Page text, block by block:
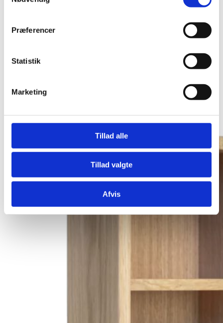
Præferencer
Statistik
Marketing
Tillad alle
Tillad valgte
Afvis
+ Flere varianter
FK63 Reol 56x112x26.5
Se produkt
Dette vare har flere varianter. Mulighederne kan